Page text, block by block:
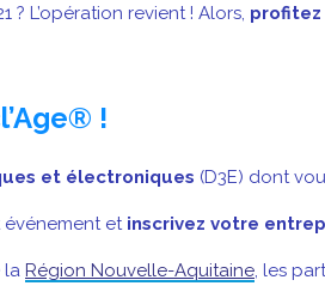
L’opération revient ! Alors, profitez
® !
et électroniques (D3E) dont
et inscrivez votre
la Région Nouvelle-Aquitaine , les